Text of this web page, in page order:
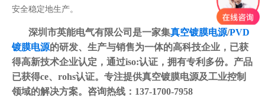
安全稳定地生产。
深圳市英能电气有限公司是一家集真空镀膜电源/PVD
镀膜电源的研发、生产与销售为一体的高科技企业，已获
得高新技术企业认定，通过iso:认证，拥有专利多份。产品
已获得ce、rohs认证。专注提供真空镀膜电源及工业控制
领域的解决方案。咨询热线：137-1700-7958